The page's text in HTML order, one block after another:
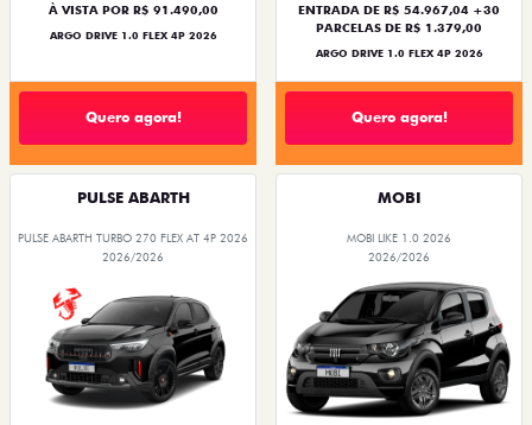
À VISTA POR R$ 91.490,00
ARGO DRIVE 1.0 FLEX 4P 2026
Quero agora!
ENTRADA DE R$ 54.967,04 +30
PARCELAS DE R$ 1.379,00
ARGO DRIVE 1.0 FLEX 4P 2026
Quero agora!
PULSE ABARTH
PULSE ABARTH TURBO 270 FLEX AT 4P 2026
2026/2026
MOBI
MOBI LIKE 1.0 2026
2026/2026